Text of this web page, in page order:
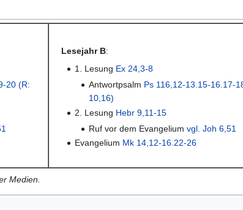
20 (R:
Lesejahr B:
1. Lesung Ex 24,3-8
Antwortpsalm Ps 116,12-13.15-16.17-
10,16)
2. Lesung Hebr 9,11-15
Ruf vor dem Evangelium vgl. Joh 6,51
Evangelium Mk 14,12-16.22-26
Medien.